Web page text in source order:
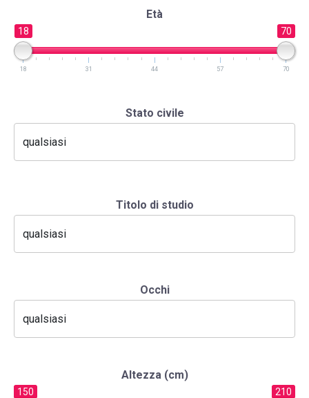
Età
18 70
18 31 44 57 70
Stato civile
Titolo di studio
Occhi
Altezza (cm)
150 210